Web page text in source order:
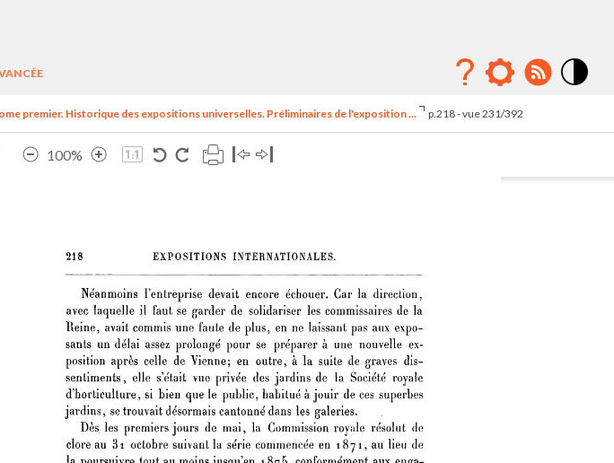
premier. Historique des expositions universelles. Préliminaires de l'exposition ... p.218 - vue 231/392
100%